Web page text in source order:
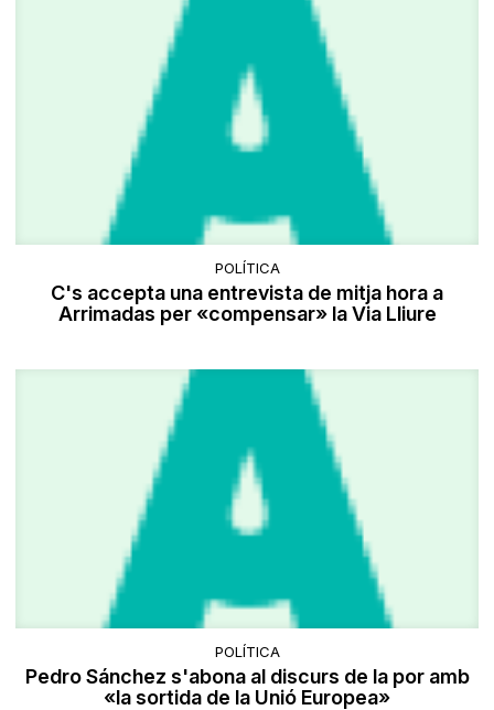
POLÍTICA
C's accepta una entrevista de mitja hora a
Arrimadas per «compensar» la Via Lliure
POLÍTICA
Pedro Sánchez s'abona al discurs de la por amb
«la sortida de la Unió Europea»